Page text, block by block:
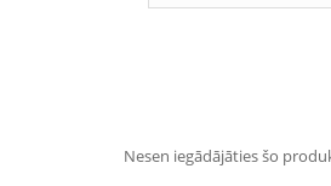
Nesen iegādājāties šo